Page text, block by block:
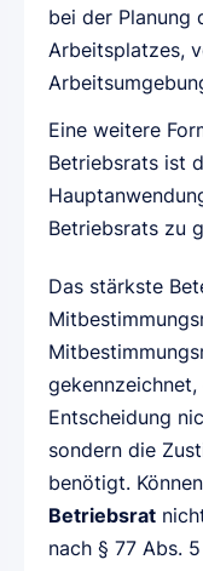
bei der Planung
Arbeitsplatzes,
Eine weitere
Betriebsrats ist
Betriebsrats zu
Das stärkste
Entscheidung
sondern die
benötigt.
Betriebsrat
nach § 77 Abs.